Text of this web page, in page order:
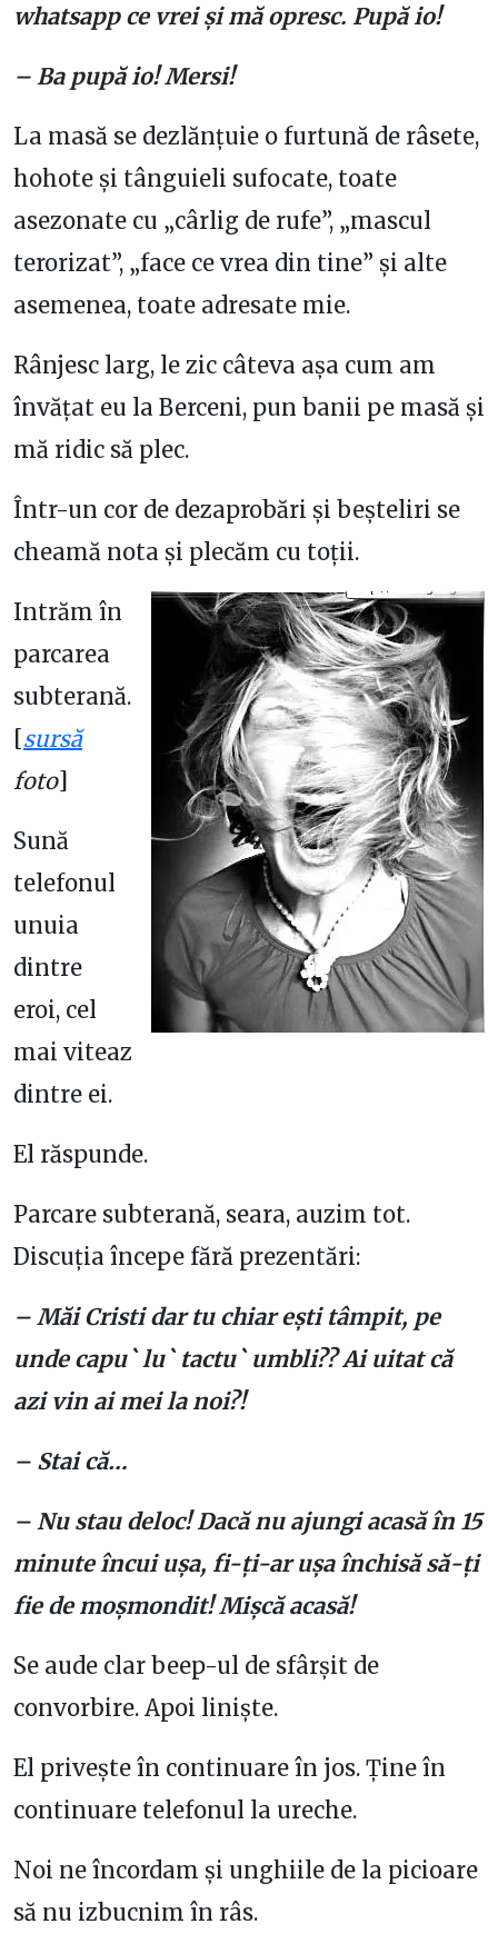
whatsapp ce vrei și mă opresc. Pupă io!
– Ba pupă io! Mersi!
La masă se dezlănțuie o furtună de râsete,
hohote și tânguieli sufocate, toate
asezonate cu „cârlig de rufe”, „mascul
terorizat”, „face ce vrea din tine” și alte
asemenea, toate adresate mie.
Rânjesc larg, le zic câteva așa cum am
învățat eu la Berceni, pun banii pe masă și
mă ridic să plec.
Într-un cor de dezaprobări și beșteliri se
cheamă nota și plecăm cu toții.
Intrăm în
parcarea
subterană.
[sursă
foto]
Sună
telefonul
unuia
dintre
eroi, cel
mai viteaz
dintre ei.
El răspunde.
Parcare subterană, seara, auzim tot.
Discuția începe fără prezentări:
– Măi Cristi dar tu chiar ești tâmpit, pe
unde capu` lu` tactu` umbli?? Ai uitat că
azi vin ai mei la noi?!
– Stai că…
– Nu stau deloc! Dacă nu ajungi acasă în 15
minute încui ușa, fi-ți-ar ușa închisă să-ți
fie de moșmondit! Mișcă acasă!
Se aude clar beep-ul de sfârșit de
convorbire. Apoi liniște.
El privește în continuare în jos. Ține în
continuare telefonul la ureche.
Noi ne încordam și unghiile de la picioare
să nu izbucnim în râs.